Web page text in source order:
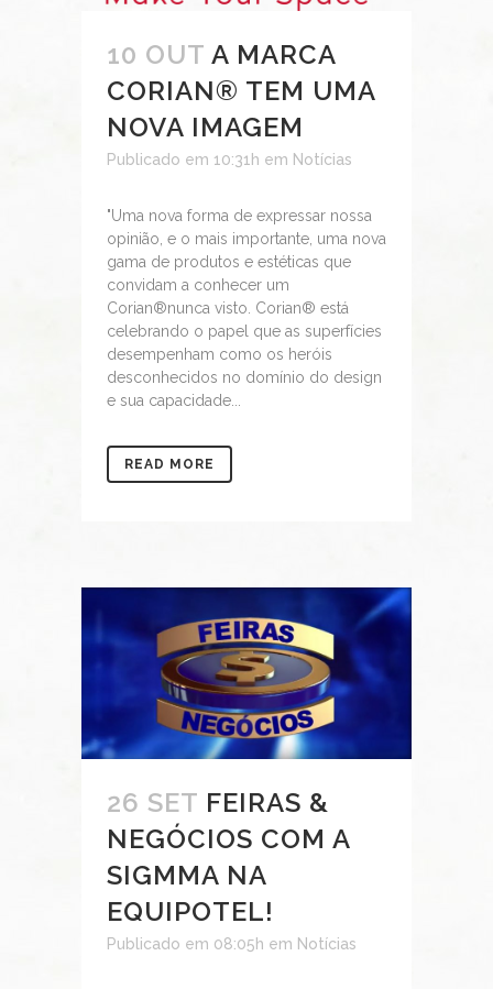
10 OUT A MARCA
CORIAN® TEM UMA
NOVA IMAGEM
Publicado em 10:31h em Notícias
"Uma nova forma de expressar nossa
opinião, e o mais importante, uma nova
gama de produtos e estéticas que
convidam a conhecer um
Corian®nunca visto. Corian® está
celebrando o papel que as superfícies
desempenham como os heróis
desconhecidos no domínio do design
e sua capacidade...
READ MORE
26 SET FEIRAS &
NEGÓCIOS COM A
SIGMMA NA
EQUIPOTEL!
Publicado em 08:05h em Notícias